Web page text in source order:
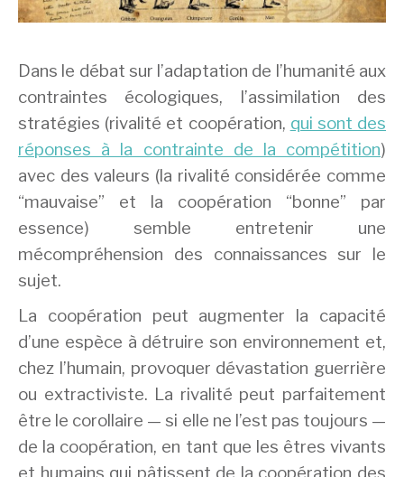
Dans le débat sur l’adaptation de l’humanité aux
contraintes écologiques, l’assimilation des
stratégies (rivalité et coopération, qui sont des
réponses à la contrainte de la compétition)
avec des valeurs (la rivalité considérée comme
“mauvaise” et la coopération “bonne” par
essence) semble entretenir une
mécompréhension des connaissances sur le
sujet.
La coopération peut augmenter la capacité
d’une espèce à détruire son environnement et,
chez l’humain, provoquer dévastation guerrière
ou extractiviste. La rivalité peut parfaitement
être le corollaire — si elle ne l’est pas toujours —
de la coopération, en tant que les êtres vivants